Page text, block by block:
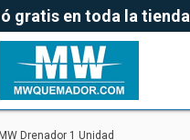
gratis en toda la tienda
MW Drenador 1 Unidad